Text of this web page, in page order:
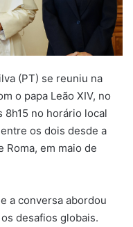
(PT) se reuniu na
o papa Leão XIV, no
8h15 no horário local
os dois desde a
em maio de
a conversa abordou
desafios globais.